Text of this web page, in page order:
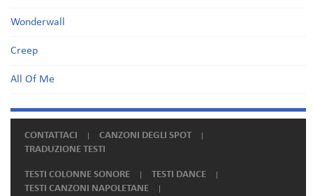
Wonderwall
Creep
All Of Me
CONTATTACI
CANZONI DEGLI SPOT
TRADUZIONE TESTI
TESTI COLONNE SONORE
TESTI DANCE
TESTI CANZONI NAPOLETANE